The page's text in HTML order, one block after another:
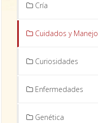
Cría
Cuidados y Manejo
Curiosidades
Enfermedades
Genética